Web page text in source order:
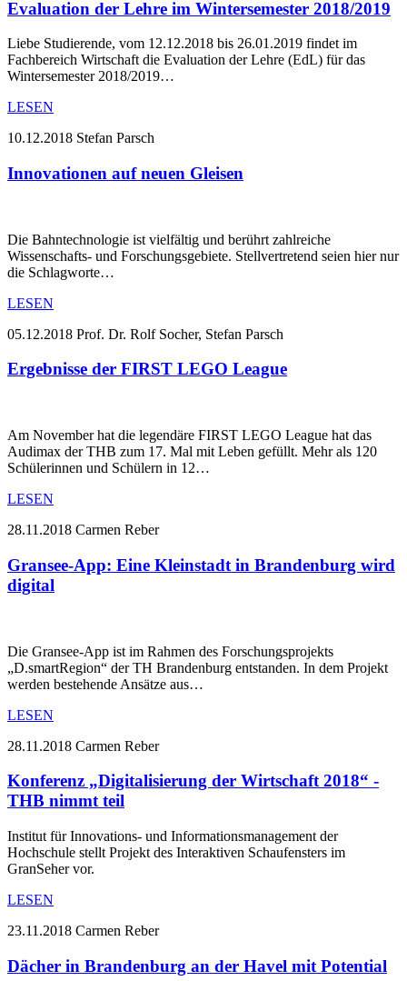
Evaluation der Lehre im Wintersemester 2018/2019
Liebe Studierende, vom 12.12.2018 bis 26.01.2019 findet im
Fachbereich Wirtschaft die Evaluation der Lehre (EdL) für das
Wintersemester 2018/2019…
LESEN
10.12.2018 Stefan Parsch
Innovationen auf neuen Gleisen
Die Bahntechnologie ist vielfältig und berührt zahlreiche
Wissenschafts- und Forschungsgebiete. Stellvertretend seien hier nur
die Schlagworte…
LESEN
05.12.2018 Prof. Dr. Rolf Socher, Stefan Parsch
Ergebnisse der FIRST LEGO League
Am November hat die legendäre FIRST LEGO League hat das
Audimax der THB zum 17. Mal mit Leben gefüllt. Mehr als 120
Schülerinnen und Schülern in 12…
LESEN
28.11.2018 Carmen Reber
Gransee-App: Eine Kleinstadt in Brandenburg wird
digital
Die Gransee-App ist im Rahmen des Forschungsprojekts
„D.smartRegion“ der TH Brandenburg entstanden. In dem Projekt
werden bestehende Ansätze aus…
LESEN
28.11.2018 Carmen Reber
Konferenz „Digitalisierung der Wirtschaft 2018“ -
THB nimmt teil
Institut für Innovations- und Informationsmanagement der
Hochschule stellt Projekt des Interaktiven Schaufensters im
GranSeher vor.
LESEN
23.11.2018 Carmen Reber
Dächer in Brandenburg an der Havel mit Potential